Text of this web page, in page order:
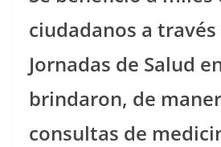
ciudadanos a través
Jornadas de Salud
brindaron, de
consultas de